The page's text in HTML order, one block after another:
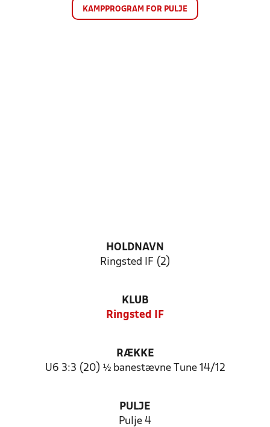
KAMPPROGRAM FOR PULJE
HOLDNAVN
Ringsted IF (2)
KLUB
Ringsted IF
RÆKKE
U6 3:3 (20) ½ banestævne Tune 14/12
PULJE
Pulje 4